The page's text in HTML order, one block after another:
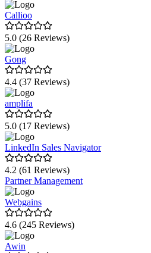
Callioo
5.0 (26 Reviews)
Gong
4.4 (37 Reviews)
amplifa
5.0 (17 Reviews)
LinkedIn Sales Navigator
4.2 (61 Reviews)
Partner Management
Webgains
4.6 (245 Reviews)
Awin